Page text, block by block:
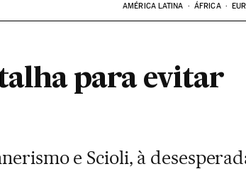
AMÉRICA LATINA ÁFRICA
para evitar
e Scioli, à